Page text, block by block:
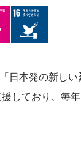
日本発の新しい
しており、毎